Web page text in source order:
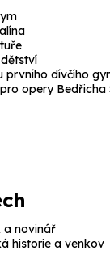
prvního dívčího
opery Bedřicha
a novinář
historie a venkov